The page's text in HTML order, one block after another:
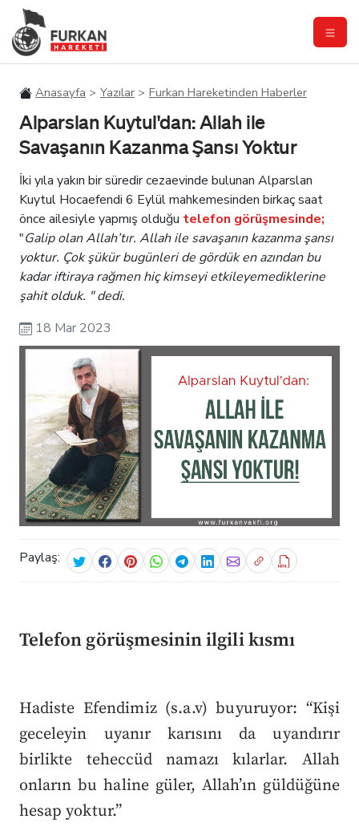
Anasayfa Yazılar Furkan Hareketinden Haberler
Alparslan Kuytul'dan: Allah ile
Savaşanın Kazanma Şansı Yoktur
İki yıla yakın bir süredir cezaevinde bulunan Alparslan
Kuytul Hocaefendi 6 Eylül mahkemesinden birkaç saat
önce ailesiyle yapmış olduğu telefon görüşmesinde;
"Galip olan Allah’tır. Allah ile savaşanın kazanma şansı
yoktur. Çok şükür bugünleri de gördük en azından bu
kadar iftiraya rağmen hiç kimseyi etkileyemediklerine
şahit olduk. " dedi.
18 Mar 2023
Paylaş:
Telefon görüşmesinin ilgili kısmı
Hadiste Efendimiz (s.a.v) buyuruyor: “Kişi
geceleyin uyanır karısını da uyandırır
birlikte teheccüd namazı kılarlar. Allah
onların bu haline güler, Allah’ın güldüğüne
hesap yoktur.”